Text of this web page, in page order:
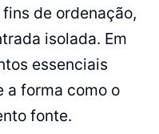
de ordenação,
isolada. Em
essenciais
a forma como o
fonte.